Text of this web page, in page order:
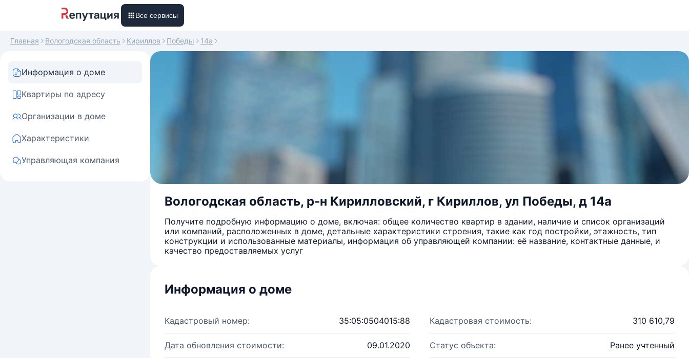
Все сервисы
Главная Вологодская область Кириллов Победы 14а
Информация о доме
Квартиры по адресу
Организации в доме
Характеристики
Управляющая компания
Вологодская область, р-н Кирилловский, г Кириллов, ул Победы, д 14а
Получите подробную информацию о доме, включая: общее количество квартир в здании, наличие и список организаций
или компаний, расположенных в доме, детальные характеристики строения, такие как год постройки, этажность, тип
конструкции и использованные материалы, информация об управляющей компании: её название, контактные данные, и
качество предоставляемых услуг
Информация о доме
Кадастровый номер: 35:05:0504015:88 Кадастровая стоимость: 310 610,79
Дата обновления стоимости: 09.01.2020 Статус объекта: Ранее учтенный